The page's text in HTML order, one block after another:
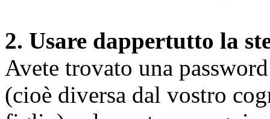
2. Usare dappertutto la
Avete trovato una
(cioè diversa dal vostro